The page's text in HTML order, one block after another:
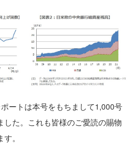
ートは本号をもちまして1,000号
した。これも皆様のご愛読の賜物
。